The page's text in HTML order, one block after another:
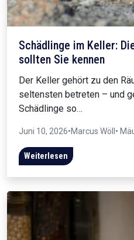
Schädlinge im Keller:
sollten Sie kennen
Der Keller gehört zu den
seltensten betreten – und
Schädlinge so…
Juni 10, 2026•Marcus Wöll •
Weiterlesen